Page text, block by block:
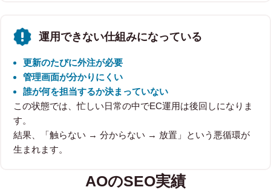
運用できない仕組みになっている
更新のたびに外注が必要
管理画面が分かりにくい
誰が何を担当するか決まっていない
この状態では、忙しい日常の中でEC運用は後回しになりま
す。
結果、「触らない → 分からない → 放置」という悪循環が
生まれます。
AOのSEO実績